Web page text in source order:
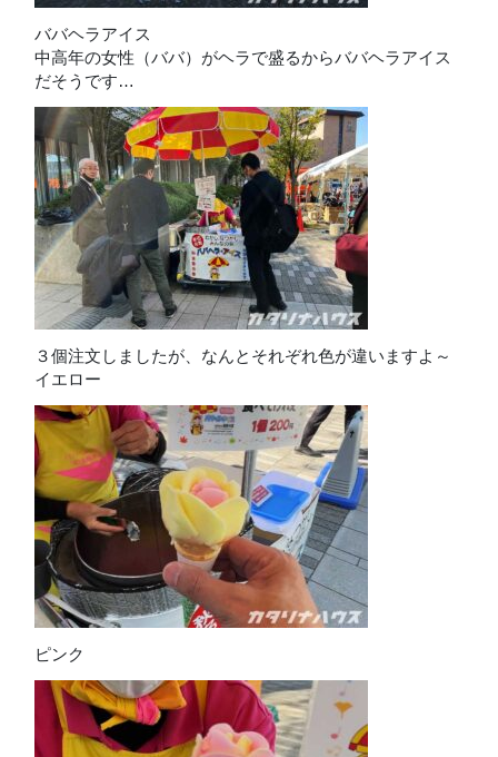
ババヘラアイス
中高年の女性（ババ）がヘラで盛るからババヘラアイス
だそうです…
３個注文しましたが、なんとそれぞれ色が違いますよ～
イエロー
ピンク